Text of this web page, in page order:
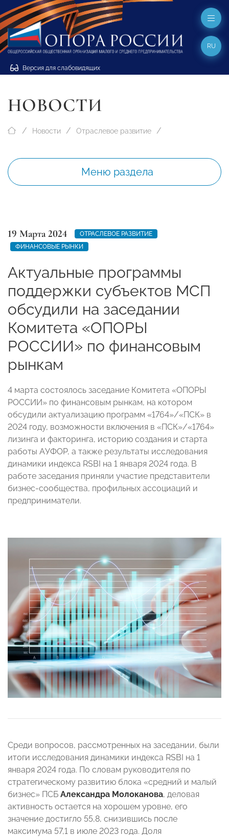
Версия для слабовидящих
RU
НОВОСТИ
Новости Отраслевое развитие
Меню раздела
19 Марта 2024
ОТРАСЛЕВОЕ РАЗВИТИЕ
ФИНАНСОВЫЕ РЫНКИ
Актуальные программы
поддержки субъектов МСП
обсудили на заседании
Комитета «ОПОРЫ
РОССИИ» по финансовым
рынкам
4 марта состоялось заседание Комитета «ОПОРЫ
РОССИИ» по финансовым рынкам, на котором
обсудили актуализацию программ «1764»/«ПСК» в
2024 году, возможности включения в «ПСК»/«1764»
лизинга и факторинга, историю создания и старта
работы АУФОР, а также результаты исследования
динамики индекса RSBI на 1 января 2024 года. В
работе заседания приняли участие представители
бизнес-сообщества, профильных ассоциаций и
предприниматели.
Среди вопросов, рассмотренных на заседании, были
итоги исследования динамики индекса RSBI на 1
января 2024 года. По словам руководителя по
стратегическому развитию блока «средний и малый
бизнес» ПСБ Александра Молоканова, деловая
активность остается на хорошем уровне, его
значение достигло 55,8, снизившись после
максимума 57,1 в июле 2023 года. Доля